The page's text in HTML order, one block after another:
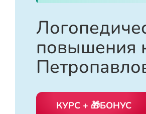
повышения
КУРС + 🎁БОНУС